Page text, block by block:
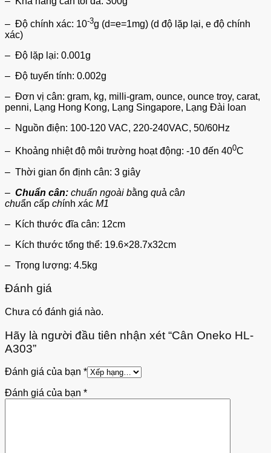
– Độ chính xác: 10-3g (d=e=1mg) (d độ lặp lại, e độ chính
xác)
– Độ lặp lại: 0.001g
– Độ tuyến tính: 0.002g
– Đơn vị cân: gram, kg, milli-gram, ounce, ounce troy, carat,
penni, Lạng Hong Kong, Lạng Singapore, Lạng Đài loan
– Nguồn điện: 100-120 VAC, 220-240VAC, 50/60Hz
– Khoảng nhiệt độ môi trường hoạt động: -10 đến 400C
– Thời gian ổn định cân: 3 giây
– Chuẩn cân: chuẩn ngoài bằng quả cân
chuẩn cấp chính xác M1
– Kích thước đĩa cân: 12cm
– Kích thước tổng thể: 19.6×28.7x32cm
– Trọng lượng: 4.5kg
Đánh giá
Chưa có đánh giá nào.
Hãy là người đầu tiên nhận xét “Cân Oneko HL-
A303”
Đánh giá của bạn *
Đánh giá của bạn *